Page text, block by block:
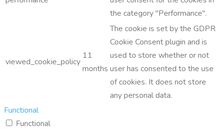
the category "Performance".
viewed_cookie_policy
11
months
The cookie is set by the GDPR
Cookie Consent plugin and is
used to store whether or not
user has consented to the use
of cookies. It does not store
any personal data.
Functional
Functional